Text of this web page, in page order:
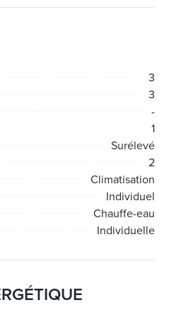
3
3
-
1
Surélevé
2
Climatisation
Individuel
Chauffe-eau
Individuelle